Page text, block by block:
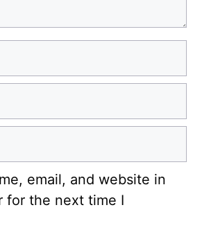
email, and website in
for the next time I